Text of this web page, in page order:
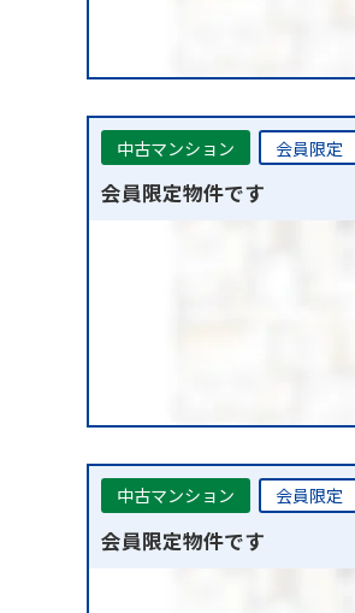
中古マンション 会員限定
会員限定物件です
中古マンション 会員限定
会員限定物件です